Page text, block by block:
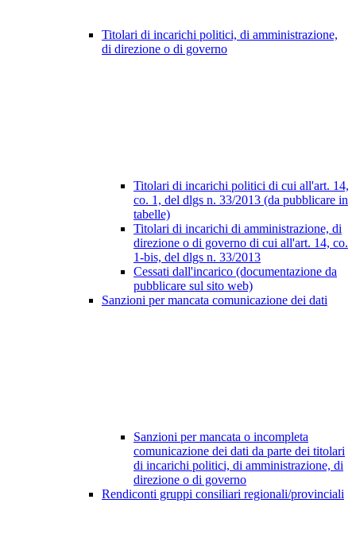
Titolari di incarichi politici, di amministrazione,
di direzione o di governo
Titolari di incarichi politici di cui all'art. 14,
co. 1, del dlgs n. 33/2013 (da pubblicare in
tabelle)
Titolari di incarichi di amministrazione, di
direzione o di governo di cui all'art. 14, co.
1-bis, del dlgs n. 33/2013
Cessati dall'incarico (documentazione da
pubblicare sul sito web)
Sanzioni per mancata comunicazione dei dati
Sanzioni per mancata o incompleta
comunicazione dei dati da parte dei titolari
di incarichi politici, di amministrazione, di
direzione o di governo
Rendiconti gruppi consiliari regionali/provinciali